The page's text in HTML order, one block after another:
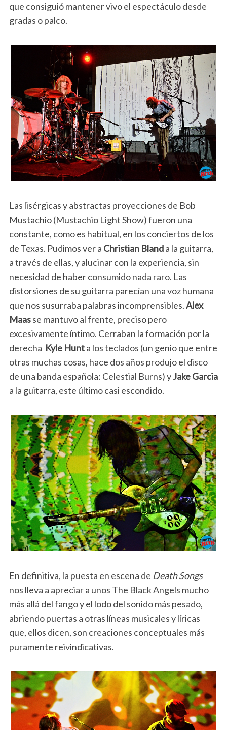
que consiguió mantener vivo el espectáculo desde
gradas o palco.
Las lisérgicas y abstractas proyecciones de Bob
Mustachio (Mustachio Light Show) fueron una
constante, como es habitual, en los conciertos de los
de Texas. Pudimos ver a Christian Blanda la guitarra,
a través de ellas, y alucinar con la experiencia, sin
necesidad de haber consumido nada raro. Las
distorsiones de su guitarra parecían una voz humana
que nos susurraba palabras incomprensibles.Alex
Maasse mantuvo al frente, preciso pero
excesivamente íntimo. Cerraban la formación por la
derecha Kyle Hunta los teclados (un genio que entre
otras muchas cosas, hace dos años produjo el disco
de una banda española: Celestial Burns) yJake Garcia
a la guitarra, este último casi escondido.
En definitiva, la puesta en escena de Death Songs
nos lleva a apreciar a unos The Black Angels mucho
más allá del fango y el lodo del sonido más pesado,
abriendo puertas a otras líneas musicales y líricas
que, ellos dicen, son creaciones conceptuales más
puramente reivindicativas.